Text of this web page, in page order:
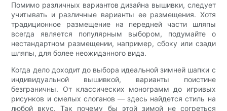
Помимо различных вариантов дизайна вышивки, следует
учитывать и различные варианты ее размещения. Хотя
традиционное размещение на передней части шляпы
всегда является популярным выбором, подумайте о
нестандартном размещении, например, сбоку или сзади
шляпы, для более неожиданного вида.
Когда дело доходит до выбора идеальной зимней шапки с
индивидуальной вышивкой, варианты поистине
безграничны. От классических монограмм до игривых
рисунков и смелых слоганов — здесь найдется стиль на
любой вкус. Так почему бы этой зимой не согреться